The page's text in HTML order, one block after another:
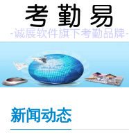
新闻动态